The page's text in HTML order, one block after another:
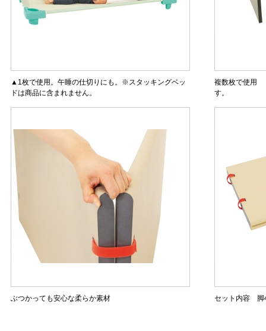
▲1枚で使用。午睡の仕切りにも。※スタッキングベッ
ドは商品に含まれません。
複数枚で使用
す。
ぶつかっても安心な柔らか素材 セット内容 脚